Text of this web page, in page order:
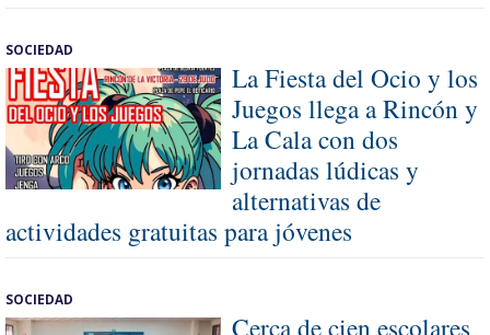
SOCIEDAD
La Fiesta del Ocio y los
Juegos llega a Rincón y
La Cala con dos
jornadas lúdicas y
alternativas de
actividades gratuitas para jóvenes
SOCIEDAD
Cerca de cien escolares